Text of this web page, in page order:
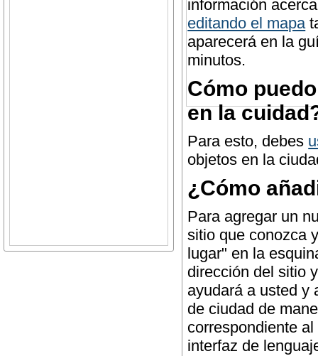
información
editando el mapa
aparecerá en la
minutos.
Cómo
en la
Para esto, debes
objetos en la
¿Cómo
Para agregar un
sitio que conozca
lugar" en la
dirección del sitio
ayudará a usted y
de ciudad de
correspondiente
interfaz de